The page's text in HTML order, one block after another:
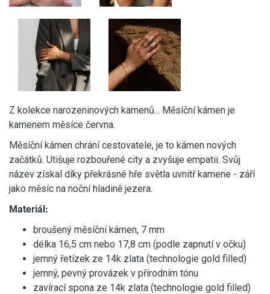
Z kolekce narozeninových kamenů... Měsíční kámen je
kamenem měsíce června.
Měsíční kámen chrání cestovatele, je to kámen nových
začátků. Utišuje rozbouřené city a zvyšuje empatii. Svůj
název získal díky překrásné hře světla uvnitř kamene - září
jako měsíc na noční hladině jezera.
Materiál:
broušený měsíční kámen, 7 mm
délka 16,5 cm nebo 17,8 cm (podle zapnutí v očku)
jemný řetízek ze 14k zlata (technologie gold filled)
jemný, pevný provázek v přírodním tónu
zavírací spona ze 14k zlata (technologie gold filled)